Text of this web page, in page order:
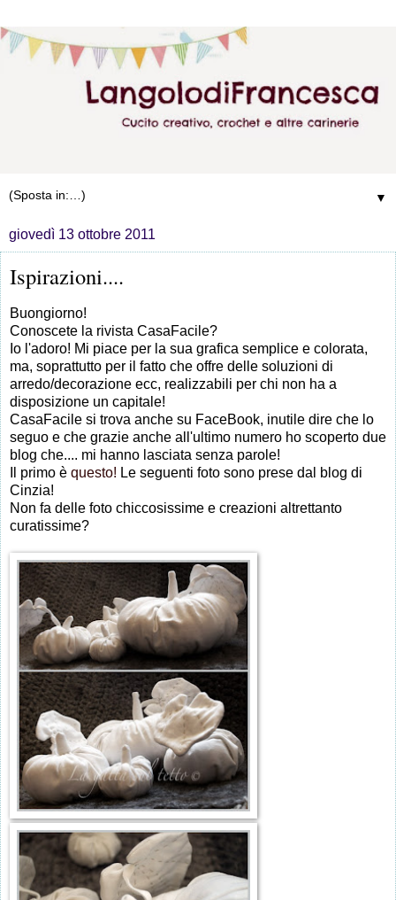
▼
giovedì 13 ottobre 2011
Ispirazioni....
Buongiorno!
Conoscete la rivista CasaFacile?
Io l'adoro! Mi piace per la sua grafica semplice e colorata,
ma, soprattutto per il fatto che offre delle soluzioni di
arredo/decorazione ecc, realizzabili per chi non ha a
disposizione un capitale!
CasaFacile si trova anche su FaceBook, inutile dire che lo
seguo e che grazie anche all'ultimo numero ho scoperto due
blog che.... mi hanno lasciata senza parole!
Il primo è questo! Le seguenti foto sono prese dal blog di
Cinzia!
Non fa delle foto chiccosissime e creazioni altrettanto
curatissime?